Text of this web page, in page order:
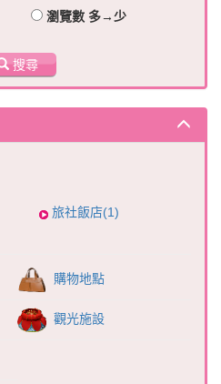
瀏覽數 多→少
搜尋
旅社飯店(1)
購物地點
觀光施設